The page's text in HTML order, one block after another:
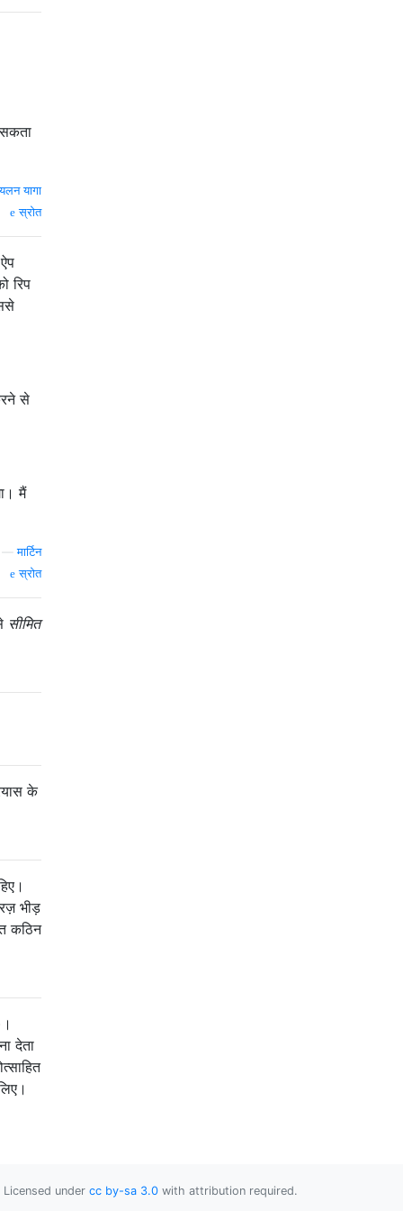
यागा
स्रोत
रिप
से
मैं
—मार्टिन
स्रोत
सीमित
के
भीड़
कठिन
देता
Licensed under cc by-sa 3.0 with attribution required.